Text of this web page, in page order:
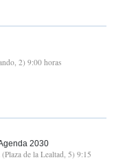
2) 9:00 horas
2030
de la Lealtad, 5) 9:15